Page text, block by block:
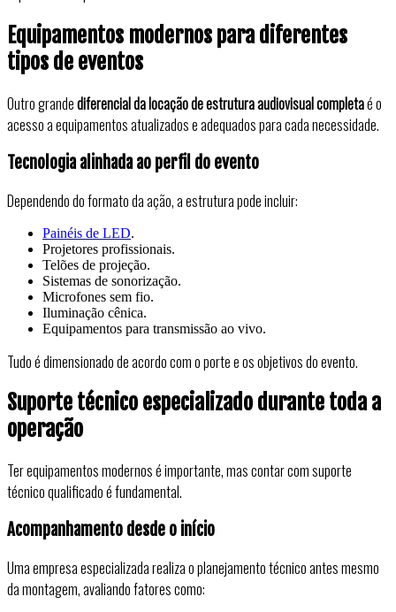
Equipamentos modernos para diferentes
tipos de eventos
Outro grandediferencial da locação de estrutura audiovisual completaé o
acesso a equipamentos atualizados e adequados para cada necessidade.
Tecnologia alinhada ao perfil do evento
Dependendo do formato da ação, a estrutura pode incluir:
Painéis de LED.
Projetores profissionais.
Telões de projeção.
Sistemas de sonorização.
Microfones sem fio.
Iluminação cênica.
Equipamentos para transmissão ao vivo.
Tudo é dimensionado de acordo com o porte e os objetivos do evento.
Suporte técnico especializado durante toda a
operação
Ter equipamentos modernos é importante, mas contar com suporte
técnico qualificado é fundamental.
Acompanhamento desde o início
Uma empresa especializada realiza o planejamento técnico antes mesmo
da montagem, avaliando fatores como: